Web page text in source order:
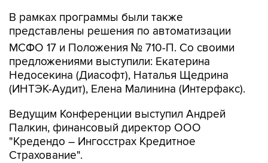
В рамках программы были также
представлены решения по автоматизации
МСФО 17 и Положения № 710-П. Со своими
предложениями выступили: Екатерина
Недосекина (Диасофт), Наталья Щедрина
(ИНТЭК-Аудит), Елена Малинина (Интерфакс).
Ведущим Конференции выступил Андрей
Палкин, финансовый директор ООО
"Кредендо – Ингосстрах Кредитное
Страхование".